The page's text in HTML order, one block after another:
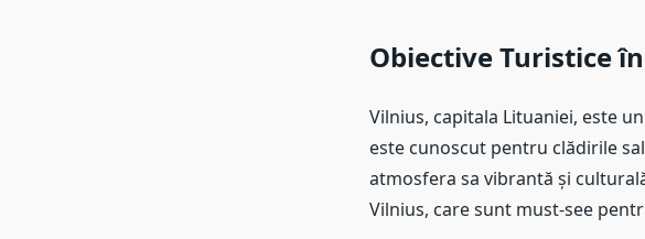
Obiective Turistice
Vilnius, capitala Lituaniei, este
este cunoscut pentru clădirile
atmosfera sa vibrantă și
Vilnius, care sunt must-see